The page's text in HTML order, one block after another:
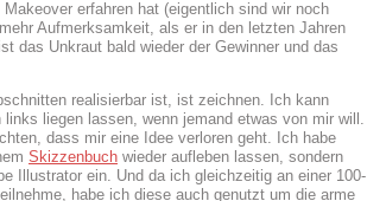
erfahren hat (eigentlich sind wir noch
Aufmerksamkeit, als er in den letzten Jahren
das Unkraut bald wieder der Gewinner und das
realisierbar ist, ist zeichnen. Ich kann
liegen lassen, wenn jemand etwas von mir will.
dass mir eine Idee verloren geht. Ich habe
Skizzenbuch wieder aufleben lassen, sondern
Illustrator ein. Und da ich gleichzeitig an einer 100-
habe ich diese auch genutzt um die arme